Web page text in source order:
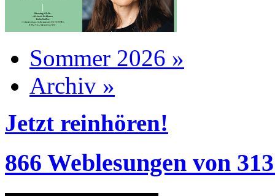
Sommer 2026 »
Archiv »
Jetzt reinhören!
866 Weblesungen von